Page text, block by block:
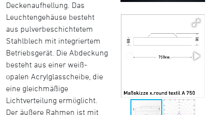
Deckenaufhellung. Das
Leuchtengehäuse besteht
aus pulverbeschichtetem
Stahlblech mit integriertem
Betriebsgerät. Die Abdeckung
besteht aus einer weiß-
opalen Acrylglasscheibe, die
eine gleichmäßige
Lichtverteilung ermöglicht.
Der äußere Rahmen ist mit